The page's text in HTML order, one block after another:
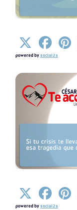
powered bysocial2s
powered bysocial2s